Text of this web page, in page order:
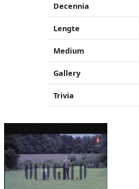
Decennia
Lengte
Medium
Gallery
Trivia